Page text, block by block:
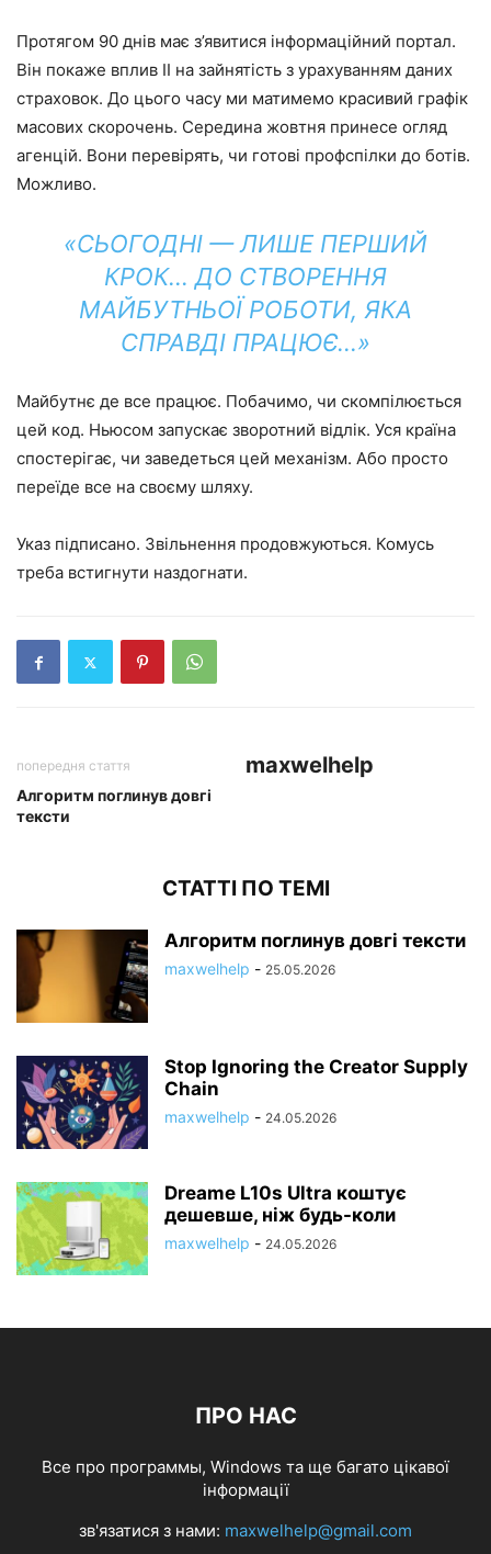
Протягом 90 днів має з’явитися інформаційний портал.
Він покаже вплив ІІ на зайнятість з урахуванням даних
страховок. До цього часу ми матимемо красивий графік
масових скорочень. Середина жовтня принесе огляд
агенцій. Вони перевірять, чи готові профспілки до ботів.
Можливо.
«СЬОГОДНІ — ЛИШЕ ПЕРШИЙ
КРОК… ДО СТВОРЕННЯ
МАЙБУТНЬОЇ РОБОТИ, ЯКА
СПРАВДІ ПРАЦЮЄ…»
Майбутнє де все працює. Побачимо, чи скомпілюється
цей код. Ньюсом запускає зворотний відлік. Уся країна
спостерігає, чи заведеться цей механізм. Або просто
переїде все на своєму шляху.
Указ підписано. Звільнення продовжуються. Комусь
треба встигнути наздогнати.
попередня стаття
Алгоритм поглинув довгі
тексти
maxwelhelp
СТАТТІ ПО ТЕМІ
Алгоритм поглинув довгі тексти
maxwelhelp - 25.05.2026
Stop Ignoring the Creator Supply
Chain
maxwelhelp - 24.05.2026
Dreame L10s Ultra коштує
дешевше, ніж будь-коли
maxwelhelp - 24.05.2026
ПРО НАС
Все про программы, Windows та ще багато цікавої
інформації
зв'язатися з нами: maxwelhelp@gmail.com